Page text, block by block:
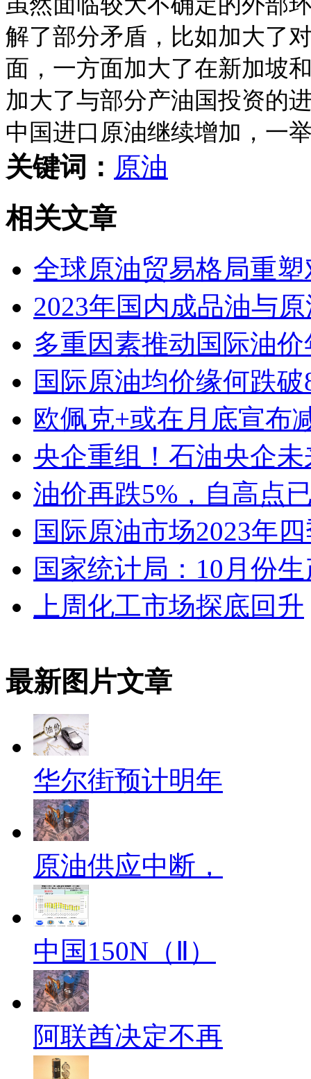
解了部分矛盾，比如加大了
面，一方面加大了在新加坡
加大了与部分产油国投资的
中国进口原油继续增加，一
关键词： 原油
相关文章
全球原油贸易格局重
2023年国内成品油与
多重因素推动国际油
国际原油均价缘何跌
欧佩克+或在月底宣布
央企重组！石油央企
油价再跌5%，自高点
国际原油市场2023年
国家统计局：10月份
上周化工市场探底回升
最新图片文章
华尔街预计明年
原油供应中断，
中国150N（Ⅱ）
阿联酋决定不再